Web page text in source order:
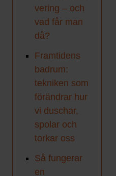
vering – och
vad får man
då?
Framtidens
badrum:
tekniken som
förändrar hur
vi duschar,
spolar och
torkar oss
Så fungerar
en